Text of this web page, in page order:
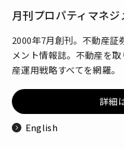
月刊プロパティマネジ
2000年7月創刊。不動産証
メント情報誌。不動産を
産運用戦略すべてを網羅。
詳細
English